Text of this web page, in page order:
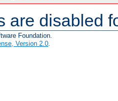
are disabled
Foundation.
Version 2.0.